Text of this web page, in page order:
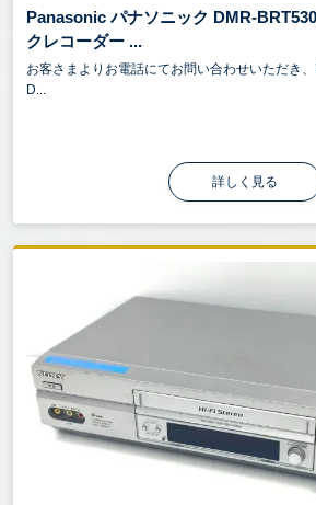
Panasonic パナソニック DMR-
クレコーダー ...
お客さまよりお電話にてお問い合わせいただき
D...
詳しく見る